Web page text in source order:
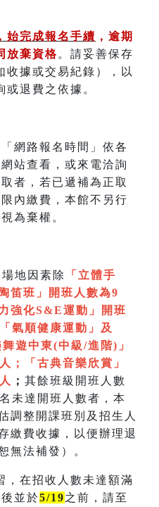
始完成報名手續 ，逾期
放棄資格。請妥善保存
收據或交易紀錄），以
或退費之依據。
網路報名時間」依各
站查看，或來電洽詢
者，若已遞補為正取
內繳費，本館不另行
為棄權。
地因素除
「立體手
笛班」開班人數為9
強化S&E運動」開班
氣順健康運動」及
遊中東(中級/進階)」
； 「 古典音樂欣賞 」
； 其餘班級開班人數
未達開班人數者，本
調整開課班別及招生人
繳費收據，以便辦理退
無法補發）。
，在招收人數未達額滿
並於5/19之前，請至